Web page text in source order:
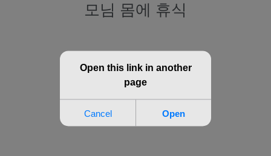
모님 몸에 휴식